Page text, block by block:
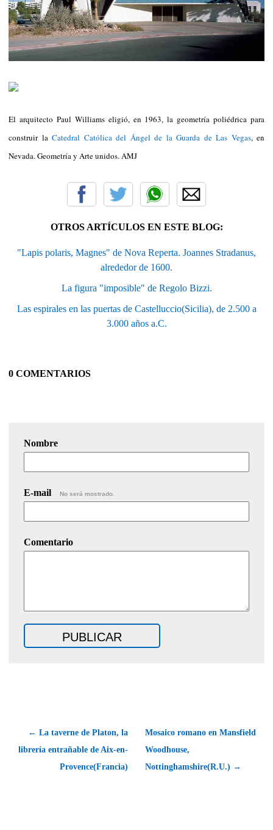
El arquitecto Paul Williams eligió, en 1963, la geometría poliédrica para
construir la Catedral Católica del Ángel de la Guarda de Las Vegas, en
Nevada. Geometría y Arte unidos. AMJ
OTROS ARTÍCULOS EN ESTE BLOG:
"Lapis polaris, Magnes" de Nova Reperta. Joannes Stradanus,
alrededor de 1600.
La figura "imposible" de Regolo Bizzi.
Las espirales en las puertas de Castelluccio(Sicilia), de 2.500 a
3.000 años a.C.
0 COMENTARIOS
Nombre
E-mail No será mostrado.
Comentario
← La taverne de Platon, la
librería entrañable de Aix-en-
Provence(Francia)
Mosaico romano en Mansfield
Woodhouse,
Nottinghamshire(R.U.) →